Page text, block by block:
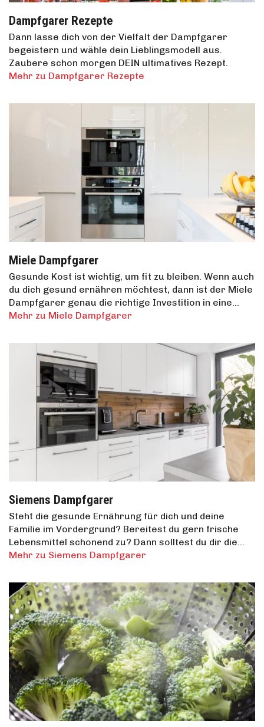
Dampfgarer Rezepte
Dann lasse dich von der Vielfalt der Dampfgarer
begeistern und wähle dein Lieblingsmodell aus.
Zaubere schon morgen DEIN ultimatives Rezept.
Mehr zu Dampfgarer Rezepte
Miele Dampfgarer
Gesunde Kost ist wichtig, um fit zu bleiben. Wenn auch
du dich gesund ernähren möchtest, dann ist der Miele
Dampfgarer genau die richtige Investition in eine…
Mehr zu Miele Dampfgarer
Siemens Dampfgarer
Steht die gesunde Ernährung für dich und deine
Familie im Vordergrund? Bereitest du gern frische
Lebensmittel schonend zu? Dann solltest du dir die…
Mehr zu Siemens Dampfgarer